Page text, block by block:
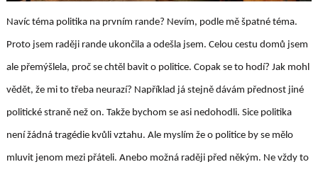
Navíc téma politika na prvním rande? Nevím, podle mě špatné téma.
Proto jsem raději rande ukončila a odešla jsem. Celou cestu domů jsem
ale přemýšlela, proč se chtěl bavit o politice. Copak se to hodí? Jak mohl
vědět, že mi to třeba neurazí? Například já stejně dávám přednost jiné
politické straně než on. Takže bychom se asi nedohodli. Sice politika
není žádná tragédie kvůli vztahu. Ale myslím že o politice by se mělo
mluvit jenom mezi přáteli. Anebo možná raději před někým. Ne vždy to